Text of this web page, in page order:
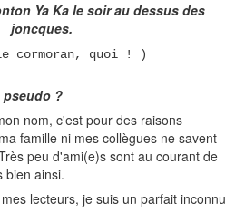
Ya Ka le soir au dessus des
joncques.
le cormoran, quoi ! )
pseudo ?
nom, c'est pour des raisons
famille ni mes collègues ne savent
peu d'ami(e)s sont au courant de
bien ainsi.
lecteurs, je suis un parfait inconnu